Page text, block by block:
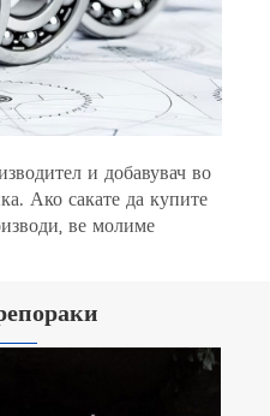
и добавувач во
Ако сакате да купите
ве молиме